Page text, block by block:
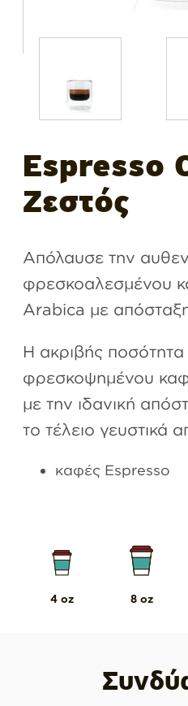
Espresso
Ζεστός
Απόλαυσε την
φρεσκοαλεσμένου
Arabica με
Η ακριβής ποσότητα
φρεσκοψημένου
με την ιδανική
το τέλειο γευστικά
καφές Espresso
4 oz 8 oz